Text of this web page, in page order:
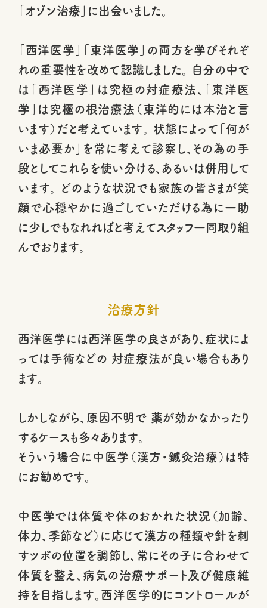
「オゾン治療」に出会いました。
「西洋医学」「東洋医学」の両方を学びそれぞ
れの重要性を改めて認識しました。 自分の中で
は「西洋医学」は究極の対症療法、「東洋医
学」は究極の根治療法（東洋的には本治と言
います）だと考えています。 状態によって「何が
いま必要か」を常に考えて診察し、その為の手
段としてこれらを使い分ける、あるいは併用して
います。 どのような状況でも家族の皆さまが笑
顔で心穏やかに過ごしていただける為に一助
に少しでもなれればと考えてスタッフ一同取り組
んでおります。
治療方針
西洋医学には西洋医学の良さがあり、症状によ
っては手術などの 対症療法が良い場合もあり
ます。
しかしながら、原因不明で 薬が効かなかったり
するケースも多々あります。
そういう場合に中医学（漢方・鍼灸治療）は特
にお勧めです。
中医学では体質や体のおかれた状況（加齢、
体力、季節など）に応じて漢方の種類や針を刺
すツボの位置を調節し、常にその子に合わせて
体質を整え、病気の治療サポート及び健康維
持を目指します。西洋医学的にコントロールが